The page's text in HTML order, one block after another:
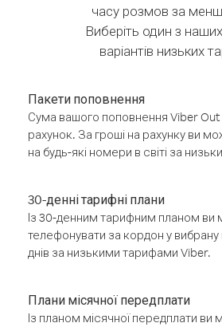
часу розмов за
Виберіть один з
варіантів низьких
Пакети поповнення
Сума вашого поповнення Viber
рахунок. За гроші на рахунку ви
на будь-які номери в світі за
30-денні тарифні плани
Із 30-денним тарифним планом ви
телефонувати за кордон у вибрану
днів за низькими тарифами Viber.
Плани місячної передплати
Із планом місячної передплати ви